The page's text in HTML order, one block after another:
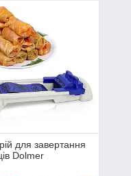
для завертання
Dolmer